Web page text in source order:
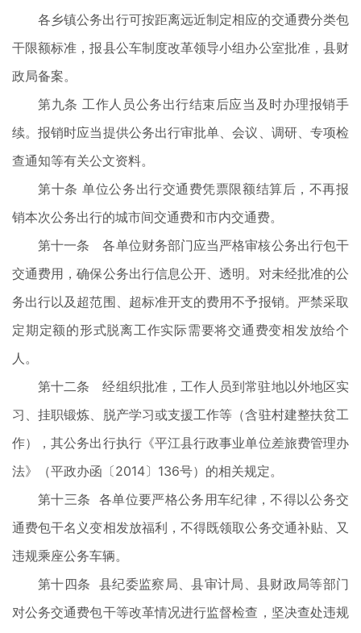
各乡镇公务出行可按距离远近制定相应的交通费分类包
干限额标准，报县公车制度改革领导小组办公室批准，县财
政局备案。
第九条 工作人员公务出行结束后应当及时办理报销手
续。报销时应当提供公务出行审批单、会议、调研、专项检
查通知等有关公文资料。
第十条 单位公务出行交通费凭票限额结算后，不再报
销本次公务出行的城市间交通费和市内交通费。
第十一条 各单位财务部门应当严格审核公务出行包干
交通费用，确保公务出行信息公开、透明。对未经批准的公
务出行以及超范围、超标准开支的费用不予报销。严禁采取
定期定额的形式脱离工作实际需要将交通费变相发放给个
人。
第十二条 经组织批准，工作人员到常驻地以外地区实
习、挂职锻炼、脱产学习或支援工作等（含驻村建整扶贫工
作），其公务出行执行《平江县行政事业单位差旅费管理办
法》（平政办函〔2014〕136号）的相关规定。
第十三条 各单位要严格公务用车纪律，不得以公务交
通费包干名义变相发放福利，不得既领取公务交通补贴、又
违规乘座公务车辆。
第十四条 县纪委监察局、县审计局、县财政局等部门
对公务交通费包干等改革情况进行监督检查，坚决查处违规